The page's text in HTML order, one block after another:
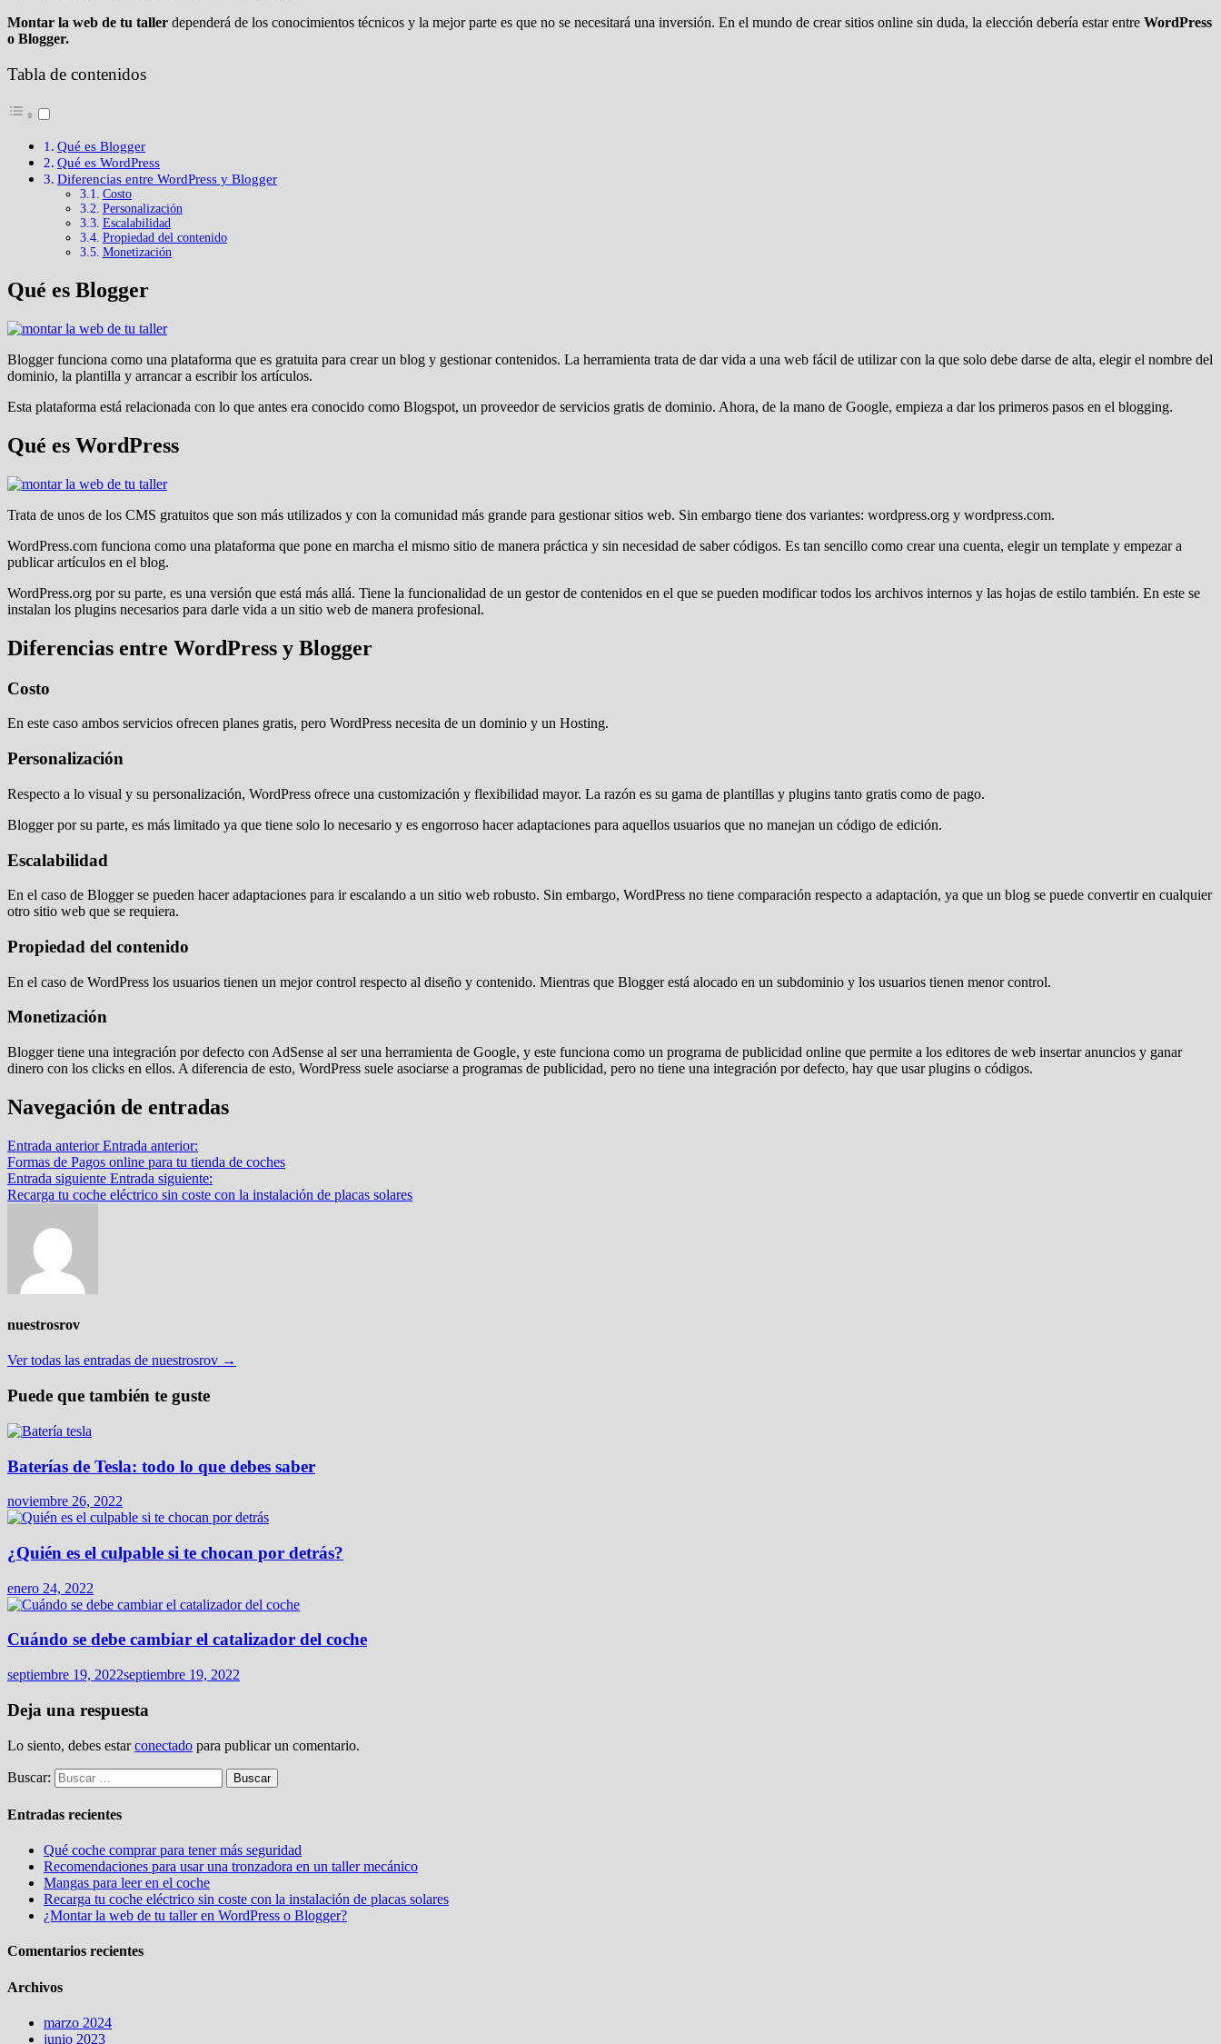
Montar la web de tu taller dependerá de los conocimientos técnicos y la mejor parte es que no se necesitará una inversión. En el mundo de crear sitios online sin duda, la elección debería estar entre WordPress
o Blogger.
Tabla de contenidos
Qué es Blogger
Qué es WordPress
Diferencias entre WordPress y Blogger
Costo
Personalización
Escalabilidad
Propiedad del contenido
Monetización
Qué es Blogger
Blogger funciona como una plataforma que es gratuita para crear un blog y gestionar contenidos. La herramienta trata de dar vida a una web fácil de utilizar con la que solo debe darse de alta, elegir el nombre del
dominio, la plantilla y arrancar a escribir los artículos.
Esta plataforma está relacionada con lo que antes era conocido como Blogspot, un proveedor de servicios gratis de dominio. Ahora, de la mano de Google, empieza a dar los primeros pasos en el blogging.
Qué es WordPress
Trata de unos de los CMS gratuitos que son más utilizados y con la comunidad más grande para gestionar sitios web. Sin embargo tiene dos variantes: wordpress.org y wordpress.com.
WordPress.com funciona como una plataforma que pone en marcha el mismo sitio de manera práctica y sin necesidad de saber códigos. Es tan sencillo como crear una cuenta, elegir un template y empezar a
publicar artículos en el blog.
WordPress.org por su parte, es una versión que está más allá. Tiene la funcionalidad de un gestor de contenidos en el que se pueden modificar todos los archivos internos y las hojas de estilo también. En este se
instalan los plugins necesarios para darle vida a un sitio web de manera profesional.
Diferencias entre WordPress y Blogger
Costo
En este caso ambos servicios ofrecen planes gratis, pero WordPress necesita de un dominio y un Hosting.
Personalización
Respecto a lo visual y su personalización, WordPress ofrece una customización y flexibilidad mayor. La razón es su gama de plantillas y plugins tanto gratis como de pago.
Blogger por su parte, es más limitado ya que tiene solo lo necesario y es engorroso hacer adaptaciones para aquellos usuarios que no manejan un código de edición.
Escalabilidad
En el caso de Blogger se pueden hacer adaptaciones para ir escalando a un sitio web robusto. Sin embargo, WordPress no tiene comparación respecto a adaptación, ya que un blog se puede convertir en cualquier
otro sitio web que se requiera.
Propiedad del contenido
En el caso de WordPress los usuarios tienen un mejor control respecto al diseño y contenido. Mientras que Blogger está alocado en un subdominio y los usuarios tienen menor control.
Monetización
Blogger tiene una integración por defecto con AdSense al ser una herramienta de Google, y este funciona como un programa de publicidad online que permite a los editores de web insertar anuncios y ganar
dinero con los clicks en ellos. A diferencia de esto, WordPress suele asociarse a programas de publicidad, pero no tiene una integración por defecto, hay que usar plugins o códigos.
Navegación de entradas
Entrada anterior Entrada anterior:
Formas de Pagos online para tu tienda de coches
Entrada siguiente Entrada siguiente:
Recarga tu coche eléctrico sin coste con la instalación de placas solares
nuestrosrov
Ver todas las entradas de nuestrosrov →
Puede que también te guste
Baterías de Tesla: todo lo que debes saber
noviembre 26, 2022
¿Quién es el culpable si te chocan por detrás?
enero 24, 2022
Cuándo se debe cambiar el catalizador del coche
septiembre 19, 2022septiembre 19, 2022
Deja una respuesta
Lo siento, debes estarconectado para publicar un comentario.
Buscar:
Entradas recientes
Qué coche comprar para tener más seguridad
Recomendaciones para usar una tronzadora en un taller mecánico
Mangas para leer en el coche
Recarga tu coche eléctrico sin coste con la instalación de placas solares
¿Montar la web de tu taller en WordPress o Blogger?
Comentarios recientes
Archivos
marzo 2024
junio 2023